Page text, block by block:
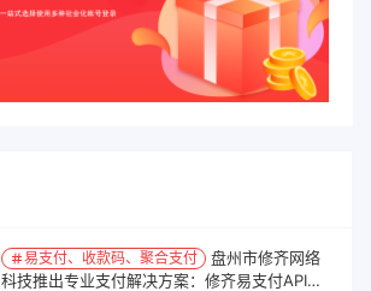
易支付、收款码、聚合支付
科技推出专业支付解决方案：修齐易支付API、